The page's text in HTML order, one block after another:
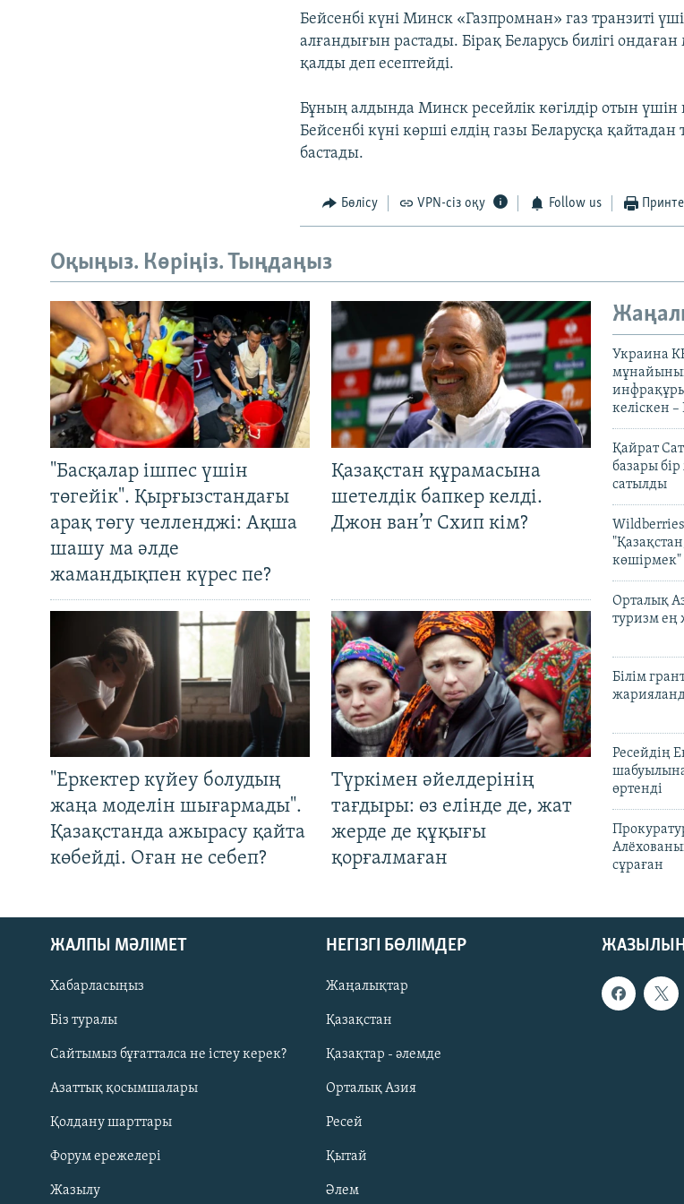
Русский
ЖАЗЫЛЫҢЫЗ
Бейсенбі күні Минск «Газпромнан» газ транзиті
алғандығын растады. Бірақ Беларусь билігі
қалды деп есептейді.
Бұның алдында Минск ресейлік көгілдір отын
Бейсенбі күні көрші елдің газы Беларусқа
бастады.
Бөлісу VPN-сіз оқу Follow us
Оқыңыз. Көріңіз. Тыңдаңыз
"Басқалар ішпес үшін
төгейік". Қырғызстандағы
арақ төгу челленджі: Ақша
шашу ма әлде
жамандықпен күрес пе?
Қазақстан құрамасына
шетелдік бапкер келді.
Джон ван’т Схип кім?
"Еркектер күйеу болудың
жаңа моделін шығармады".
Қазақстанда ажырасу қайта
көбейді. Оған не себеп?
Түркімен әйелдерінің
тағдыры: өз елінде де, жат
жерде де құқығы
қорғалмаған
Украина
келіскен
Қайрат
базары
сатылды
көшірмек"
Орталық
туризм ең
Білім
Ресейдің
өртенді
сұраған
ЖАЛПЫ МӘЛІМЕТ
Хабарласыңыз
Біз туралы
Сайтымыз бұғатталса не істеу керек?
Азаттық қосымшалары
Қолдану шарттары
Форум ережелері
Жазылу
НЕГІЗГІ БӨЛІМДЕР
Жаңалықтар
Қазақстан
Қазақтар - әлемде
Орталық Азия
Ресей
Қытай
Әлем